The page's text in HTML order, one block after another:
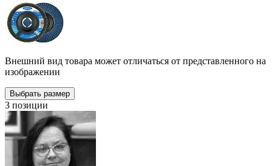
Внешний вид товара может отличаться от представленного на
изображении
Выбрать размер
3 позиции